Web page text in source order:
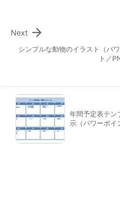
シンプルな動物のイラスト（パ
ト／

Next
年間予定表テン
示（パワーポイ